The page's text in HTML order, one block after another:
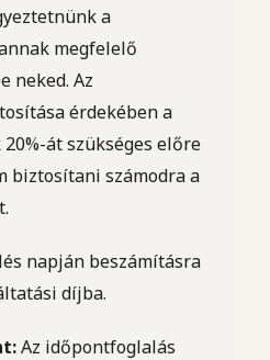
a
megfelelő
neked. Az
érdekében a
át szükséges előre
biztosítani számodra a
napján beszámításra
díjba.
Az időpontfoglalás